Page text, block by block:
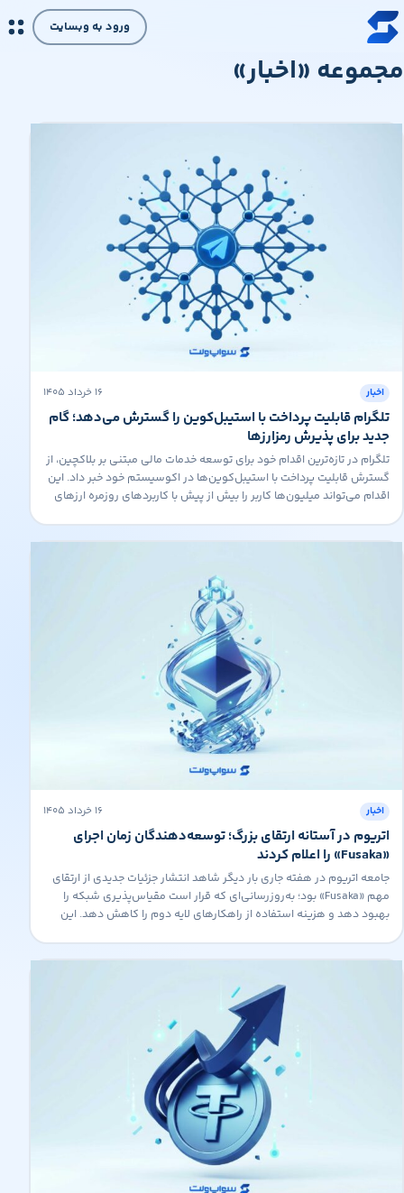
پرش به محتوای اصلی
ورود به وبسایت
مجموعه «اخبار»
اخبار ۱۶ خرداد ۱۴۰۵
تلگرام قابلیت پرداخت با استیبل‌کوین را گسترش می‌دهد؛ گام
جدید برای پذیرش رمزارزها
تلگرام در تازه‌ترین اقدام خود برای توسعه خدمات مالی مبتنی بر بلاکچین، از
گسترش قابلیت پرداخت با استیبل‌کوین‌ها در اکوسیستم خود خبر داد. این
اقدام می‌تواند میلیون‌ها کاربر را بیش از پیش با کاربردهای روزمره ارزهای
اخبار ۱۶ خرداد ۱۴۰۵
اتریوم در آستانه ارتقای بزرگ؛ توسعه‌دهندگان زمان اجرای
«Fusaka» را اعلام کردند
جامعه اتریوم در هفته جاری بار دیگر شاهد انتشار جزئیات جدیدی از ارتقای
مهم «Fusaka» بود؛ به‌روزرسانی‌ای که قرار است مقیاس‌پذیری شبکه را
بهبود دهد و هزینه استفاده از راهکارهای لایه دوم را کاهش دهد. این